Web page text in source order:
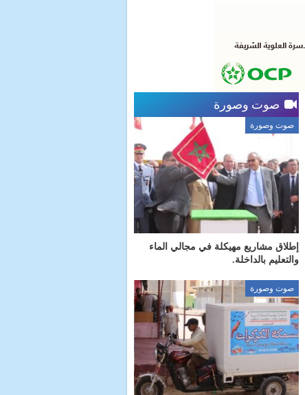
صوت وصورة
صوت وصورة
إطلاق مشاريع مهيكلة في مجالي الماء
والتعليم بالداخلة.
صوت وصورة